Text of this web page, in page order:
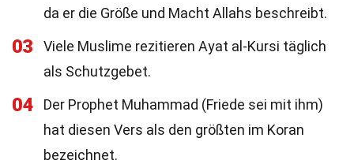
da er die Größe und Macht Allahs beschreibt.
03
Viele Muslime rezitieren Ayat al-Kursi täglich
als Schutzgebet.
04
Der Prophet Muhammad (Friede sei mit ihm)
hat diesen Vers als den größten im Koran
bezeichnet.